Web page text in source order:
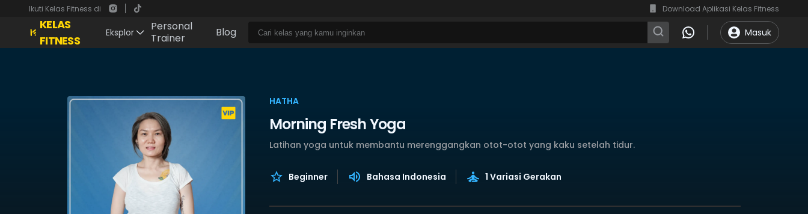
Ikuti Kelas Fitness di Download Aplikasi Kelas Fitness
KELAS
FITNESS
Eksplor
Personal
Trainer
Blog Masuk
HATHA
Morning Fresh Yoga
Latihan yoga untuk membantu merenggangkan otot-otot yang kaku setelah tidur.
Beginner Bahasa Indonesia 1 Variasi Gerakan